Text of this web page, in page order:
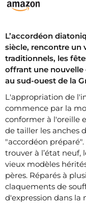
L’accordéon
siècle, rencontre un
traditionnels, les
offrant une nouvelle
au sud-ouest de la
L'appro­priation de
commence par la
conformer à l'oreille
de tailler les anches
"accordéon
trouver à l’état neuf,
vieux modèles
pères. Réparés à
claquements de
d'expression dans la